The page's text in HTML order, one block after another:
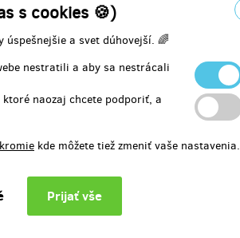
s cookies 🍪)
a svet dúhovejší. 🌈
nestratili a aby sa nestrácali
naozaj chcete podporiť, a
kde môžete tiež zmeniť vaše nastavenia.